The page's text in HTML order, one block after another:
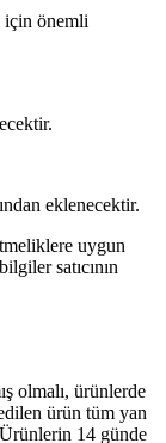
için önemli
eklenecektir.
uygun
satıcının
olmalı, ürünlerde
ürün tüm yan
14 günde